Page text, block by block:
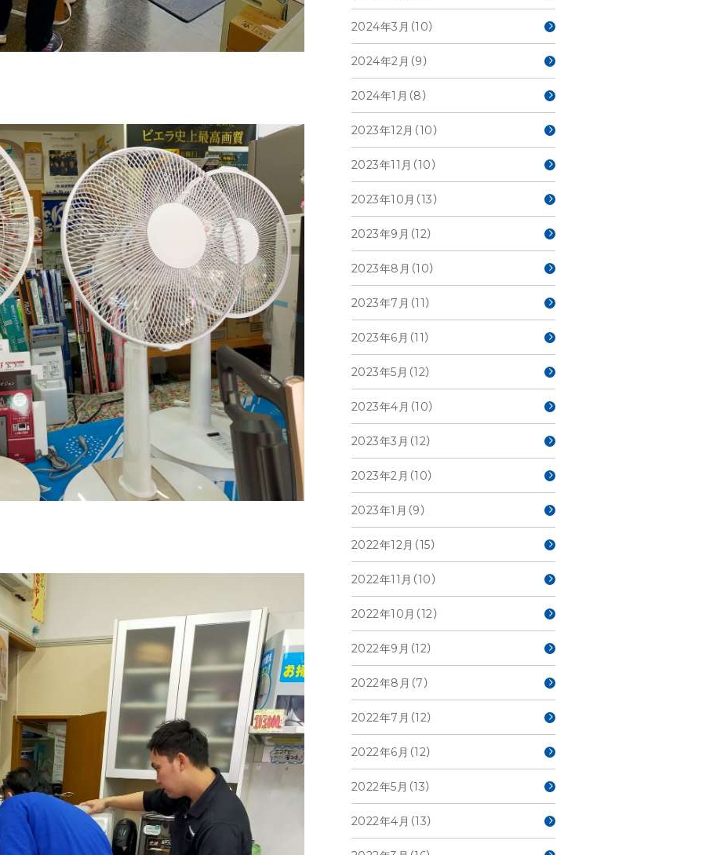
2024年3月（10）
2024年2月（9）
2024年1月（8）
2023年12月（10）
2023年11月（10）
2023年10月（13）
2023年9月（12）
2023年8月（10）
2023年7月（11）
2023年6月（11）
2023年5月（12）
2023年4月（10）
2023年3月（12）
2023年2月（10）
2023年1月（9）
2022年12月（15）
2022年11月（10）
2022年10月（12）
2022年9月（12）
2022年8月（7）
2022年7月（12）
2022年6月（12）
2022年5月（13）
2022年4月（13）